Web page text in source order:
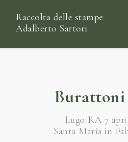
Raccolta delle stampe
Adalberto Sartori
Lugo RA 7
Santa Maria in